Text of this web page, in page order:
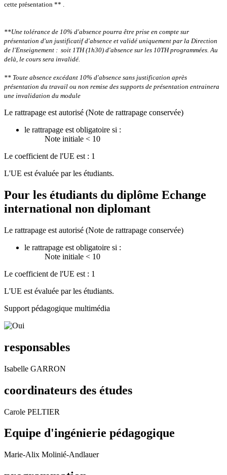
cette présentation ** .
**Une tolérance de 10% d'absence pourra être prise en compte sur
présentation d'un justificatif d'absence et validé uniquement par la Direction
de l'Enseignement : soit 1TH (1h30) d'absence sur les 10TH programmées.Au
delà, le cours sera invalidé.
** Toute absence excédant 10% d'absence sans justification après
présentation du travail ou non remise des supports de présentation entrainera
une invalidation du module
Le rattrapage est autorisé (Note de rattrapage conservée)
le rattrapage est obligatoire si :
Note initiale < 10
Le coefficient de l'UE est : 1
L'UE est évaluée par les étudiants.
Pour les étudiants du diplôme Echange
international non diplomant
Le rattrapage est autorisé (Note de rattrapage conservée)
le rattrapage est obligatoire si :
Note initiale < 10
Le coefficient de l'UE est : 1
L'UE est évaluée par les étudiants.
Support pédagogique multimédia
responsables
Isabelle GARRON
coordinateurs des études
Carole PELTIER
Equipe d'ingénierie pédagogique
Marie-Alix Molinié-Andlauer